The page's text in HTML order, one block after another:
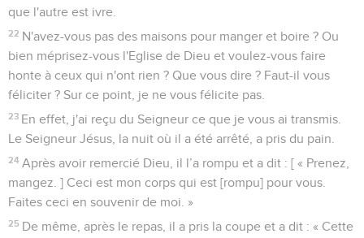
que l'autre est ivre.
22 N'avez-vous pas des maisons pour manger et boire ? Ou
bien méprisez-vous l'Eglise de Dieu et voulez-vous faire
honte à ceux qui n'ont rien ? Que vous dire ? Faut-il vous
féliciter ? Sur ce point, je ne vous félicite pas.
23 En effet, j'ai reçu du Seigneur ce que je vous ai transmis.
Le Seigneur Jésus, la nuit où il a été arrêté, a pris du pain.
24 Après avoir remercié Dieu, il l’a rompu et a dit : [ « Prenez,
mangez. ] Ceci est mon corps qui est [rompu] pour vous.
Faites ceci en souvenir de moi. »
25 De même, après le repas, il a pris la coupe et a dit : « Cette